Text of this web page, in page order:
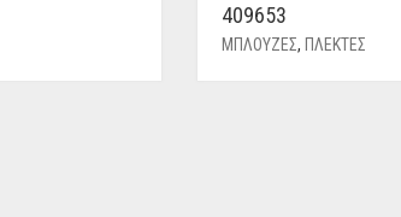
409653
ΜΠΛΟΥΖΕΣ, ΠΛΕΚΤΕΣ